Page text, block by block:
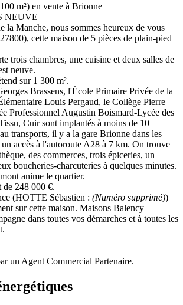
m²) en vente à Brionne
NEUVE
la Manche, nous sommes heureux de vous
cette maison de 5 pièces de plain-pied
trois chambres, une cuisine et deux salles de
neuve.
sur 1 300 m².
Brassens, l'École Primaire Privée de la
Louis Pergaud, le Collège Pierre
Professionnel Augustin Boismard-Lycée des
Cuir sont implantés à moins de 10
transports, il y a la gare Brionne dans les
accès à l'autoroute A28 à 7 km. On trouve
des commerces, trois épiceries, un
boucheries-charcuteries à quelques minutes.
anime le quartier.
de 248 000 €.
(HOTTE Sébastien : (Numéro supprimé))
sur cette maison. Maisons Balency
dans toutes vos démarches et à toutes les
un Agent Commercial Partenaire.